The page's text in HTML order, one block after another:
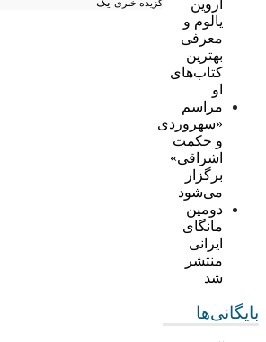
اروین
یالوم و
معرفی
بهترین
کتاب‌های
او
مراسم
«سهروردی
و حکمت
اشراقی»
برگزار
می‌شود
دومین
مانگای
ایرانی
منتشر
شد
بایگانی‌ها
گزیده خبری یک